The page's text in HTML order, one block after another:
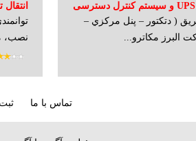
( دتکتور – پنل مرکزي –
البرز مکاترو...
های
نصب،
تماس با ما